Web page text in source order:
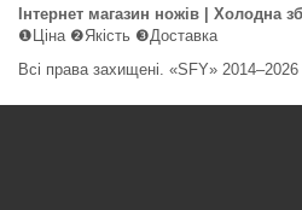
Інтернет магазин ножів | Холодна
❶Ціна ❷Якість ❸Доставка
Всі права захищені. «SFY» 2014–2026